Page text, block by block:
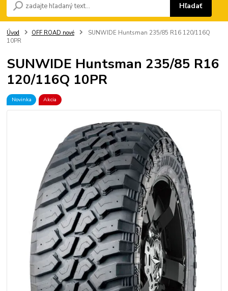
Hľadať
Úvod OFF ROAD nové
SUNWIDE Huntsman 235/85 R16 120/116Q
10PR
SUNWIDE Huntsman 235/85 R16
120/116Q 10PR
Novinka Akcia